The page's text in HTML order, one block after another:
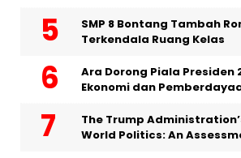
SMP 8 Bontang Tambah
Terkendala Ruang Kelas
Ara Dorong Piala Presiden
Ekonomi dan
The Trump
World Politics: An